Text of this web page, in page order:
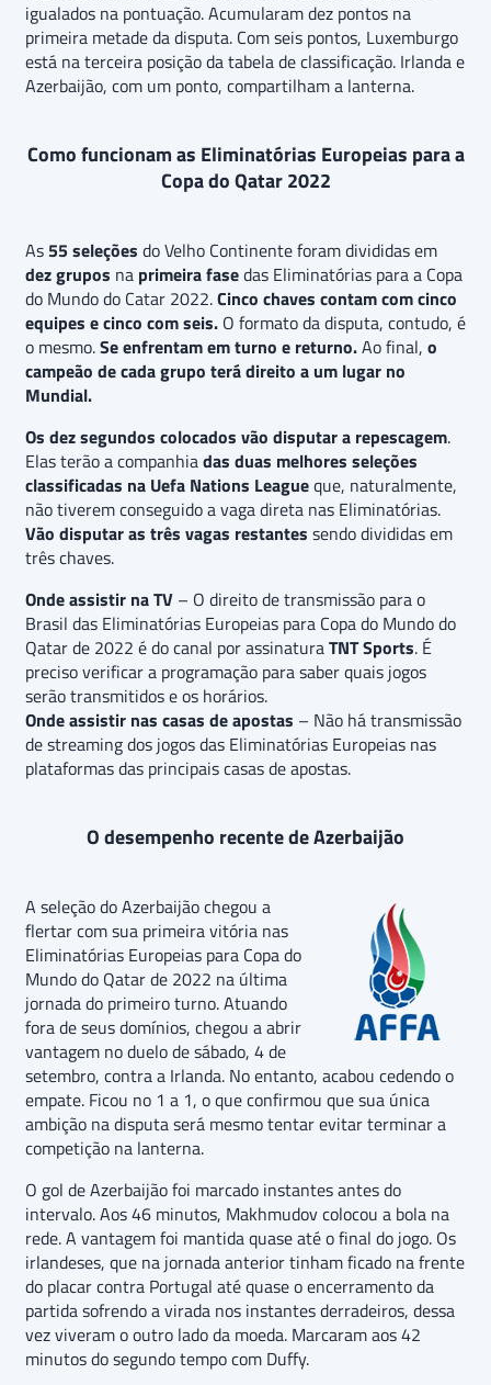
igualados na pontuação. Acumularam dez pontos na
primeira metade da disputa. Com seis pontos, Luxemburgo
está na terceira posição da tabela de classificação. Irlanda e
Azerbaijão, com um ponto, compartilham a lanterna.
Como funcionam as Eliminatórias Europeias para a
Copa do Qatar 2022
As 55 seleções do Velho Continente foram divididas em
dez grupos na primeira fasedas Eliminatórias para a Copa
do Mundo do Catar 2022.Cinco chaves contam com cinco
equipes e cinco com seis. O formato da disputa, contudo, é
o mesmo.Se enfrentam em turno e returno.Ao final, o
campeão de cada grupo terá direito a um lugar no
Mundial.
Os dez segundos colocados vão disputar a repescagem.
Elas terão a companhiadas duas melhores seleções
classificadas na Uefa Nations Leagueque, naturalmente,
não tiverem conseguido a vaga direta nas Eliminatórias.
Vão disputar as três vagas restantes sendo divididas em
três chaves.
Onde assistir na TV – O direito de transmissão para o
Brasil das Eliminatórias Europeias para Copa do Mundo do
Qatar de 2022 é do canal por assinaturaTNT Sports. É
preciso verificar a programação para saber quais jogos
serão transmitidos e os horários.
Onde assistir nas casas de apostas – Não há transmissão
de streaming dos jogos das Eliminatórias Europeias nas
plataformas das principais casas de apostas.
O desempenho recente de Azerbaijão
A seleção do Azerbaijão chegou a
flertar com sua primeira vitória nas
Eliminatórias Europeias para Copa do
Mundo do Qatar de 2022 na última
jornada do primeiro turno. Atuando
fora de seus domínios, chegou a abrir
vantagem no duelo de sábado, 4 de
setembro, contra a Irlanda. No entanto, acabou cedendo o
empate. Ficou no 1 a 1, o que confirmou que sua única
ambição na disputa será mesmo tentar evitar terminar a
competição na lanterna.
O gol de Azerbaijão foi marcado instantes antes do
intervalo. Aos 46 minutos, Makhmudov colocou a bola na
rede. A vantagem foi mantida quase até o final do jogo. Os
irlandeses, que na jornada anterior tinham ficado na frente
do placar contra Portugal até quase o encerramento da
partida sofrendo a virada nos instantes derradeiros, dessa
vez viveram o outro lado da moeda. Marcaram aos 42
minutos do segundo tempo com Duffy.